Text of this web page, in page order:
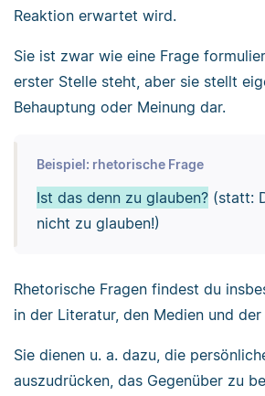
Reaktion erwartet wird.
Sie ist zwar wie eine Frage
erster Stelle steht, aber sie stellt
Behauptung oder Meinung dar.
Beispiel: rhetorische Frage
Ist das denn zu glauben?(statt:
nicht zu glauben!)
Rhetorische Fragen findest du
in der Literatur, den Medien und
Sie dienen u. a. dazu, die
auszudrücken, das Gegenüber zu